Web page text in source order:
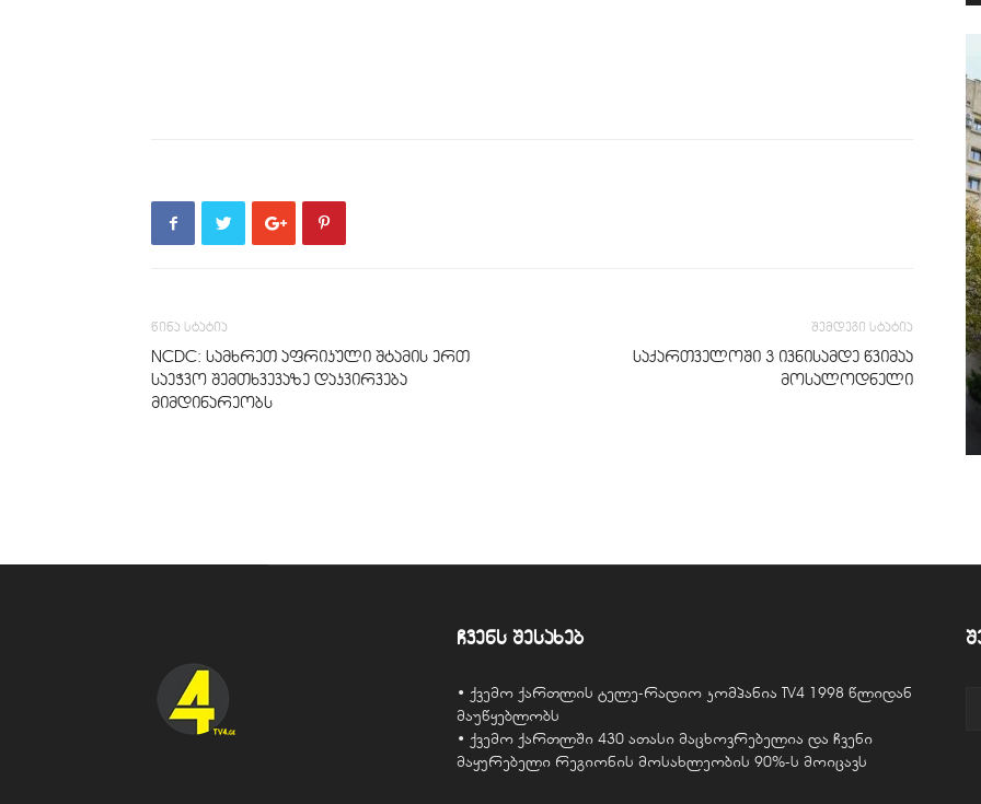
წინა სტატია
NCDC: სამხრეთ აფრიკული შტამის ერთ
საეჭვო შემთხვევაზე დაკვირვება
მიმდინარეობს
შემდეგი სტატია
საქართველოში 3 ივნისამდე წვიმაა
მოსალოდნელი
ჩვენს შესახებ
• ქვემო ქართლის ტელე-რადიო კომპანია TV4 1998 წლიდან
მაუწყებლობს
• ქვემო ქართლში 430 ათასი მაცხოვრებელია და ჩვენი
მაყურებელი რეგიონის მოსახლეობის 90%-ს მოიცავს